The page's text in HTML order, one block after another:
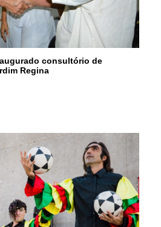
consultório de
Regina